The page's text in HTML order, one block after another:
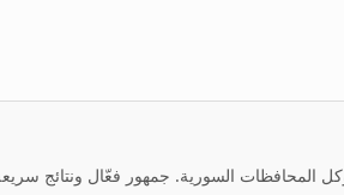
المحافظات السورية. جمهور فعّال ونتائج